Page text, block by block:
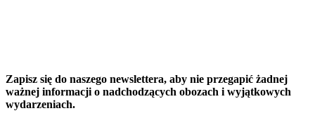
Zapisz się do naszego newslettera, aby nie przegapić żadnej
ważnej informacji o nadchodzących obozach i wyjątkowych
wydarzeniach.